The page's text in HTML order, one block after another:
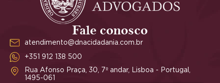
Fale conosco
atendimento@dnacidadania.com.br
+351 912 138 500
Rua Afonso Praça, 30, 7º andar, Lisboa - Portugal,
1495-061